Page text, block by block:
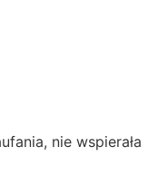
nie wspierała